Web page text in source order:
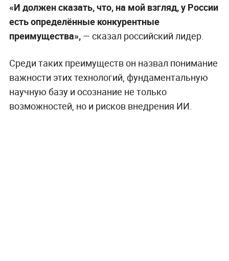
«И должен сказать, что, на мой взгляд, у России
есть определённые конкурентные
преимущества», — сказал российский лидер.
Среди таких преимуществ он назвал понимание
важности этих технологий, фундаментальную
научную базу и осознание не только
возможностей, но и рисков внедрения ИИ.